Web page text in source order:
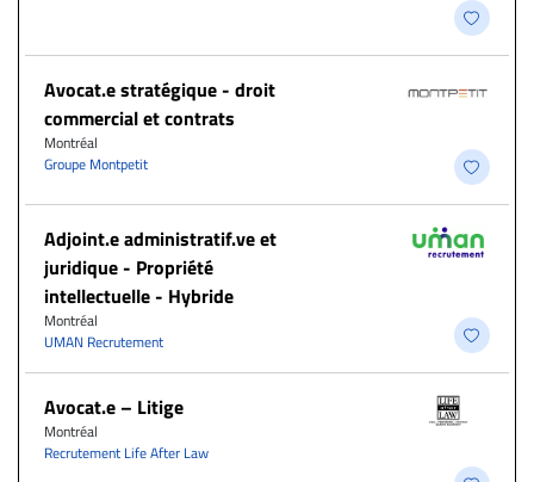
Avocat.e stratégique - droit
commercial et contrats
Montréal
Groupe Montpetit
Adjoint.e administratif.ve et
juridique - Propriété
intellectuelle - Hybride
Montréal
UMAN Recrutement
Avocat.e – Litige
Montréal
Recrutement Life After Law